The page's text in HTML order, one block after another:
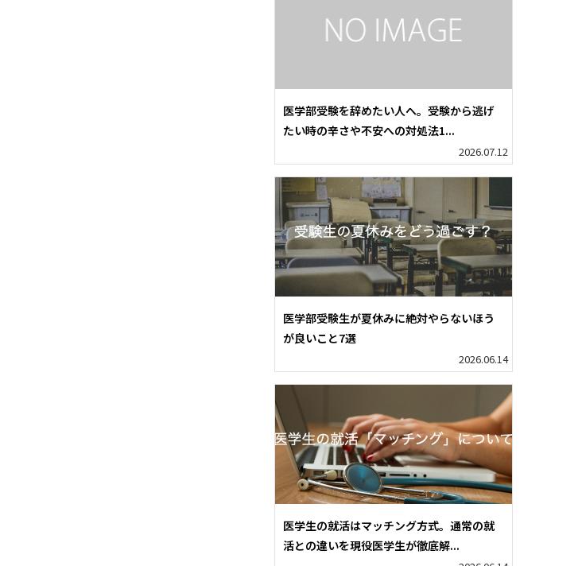
医学部受験を辞めたい人へ。受験から逃げ
たい時の辛さや不安への対処法1...
2026.07.12
医学部受験生が夏休みに絶対やらないほう
が良いこと7選
2026.06.14
医学生の就活はマッチング方式。通常の就
活との違いを現役医学生が徹底解...